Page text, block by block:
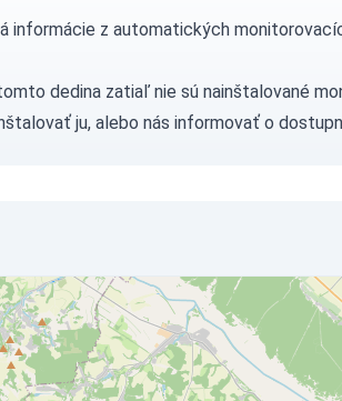
informácie z automatických
dedina zatiaľ nie sú nainštalované
ju, alebo nás informovaťo